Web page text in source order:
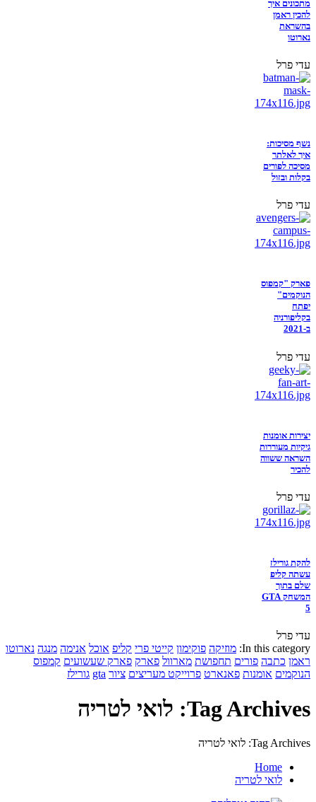
מתכונים איך
להכין ראמן
בהשראת
נארוטו
עדי פרל
נשף מסיכות:
איך לאלתר
מסיכה לפורים
בקלות ובזול
עדי פרל
פארק "קמפוס
הנוקמים"
יפתח
בקליפורניה
ב-2021
עדי פרל
יצירות אומנות
גיקיות מעוררות
השראה ששווה
להכיר
עדי פרל
להקת גורילז
עשתה קליפ
שלם בתוך
המשחק GTA
5
עדי פרל
In this category: מוזיקה פוקימון קייטי פרי קליפ אוכל אנימה מנגה נארוטו
ראמן כתבה פורים תחפושת מארוול פארק פארק שעשועים קמפוס
הנוקמים אומנות פאנארט פרוייקט מעריצים ציור gta גורילז
Tag Archives: לואי לטריה
Tag Archives: לואי לטריה
Home
לואי לטריה